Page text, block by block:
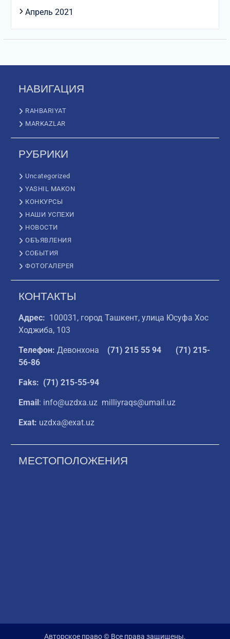
Апрель 2021
НАВИГАЦИЯ
RAHBARIYAT
MARKAZLAR
РУБРИКИ
Uncategorized
YASHIL MAKON
КОНКУРСЫ
НАШИ УСПЕХИ
НОВОСТИ
ОБЪЯВЛЕНИЯ
СОБЫТИЯ
ФОТОГАЛЕРЕЯ
КОНТАКТЫ
Адрес: 100031, город Ташкент, улица Юсуфа Хос
Ходжиба, 103
Телефон: Девонхона (71) 215 55 94
(71) 215-
56-86
Faks: (71) 215-55-94
Email: info@uzdxa.uz milliyraqs@umail.uz
Exat: uzdxa@exat.uz
МЕСТОПОЛОЖЕНИЯ
Авторское право © Все права защищены.